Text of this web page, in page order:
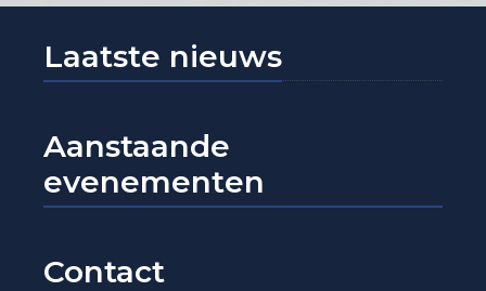
Laatste nieuws
Aanstaande
evenementen
Contact